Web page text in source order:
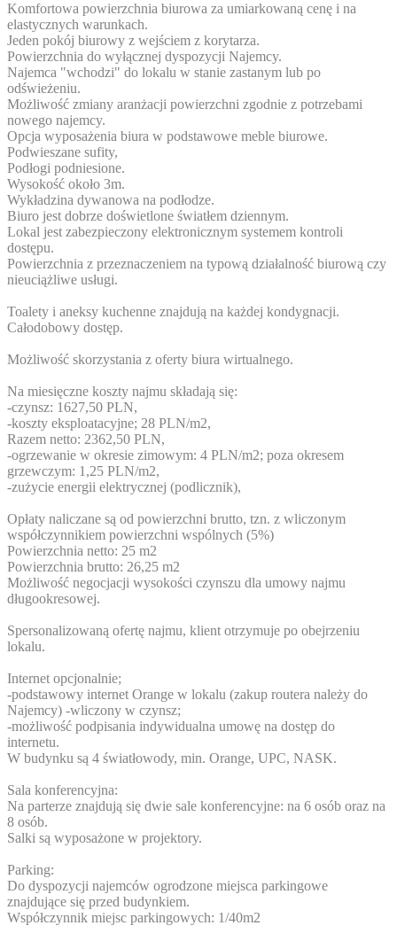
Komfortowa powierzchnia biurowa za umiarkowaną cenę i na
elastycznych warunkach.
Jeden pokój biurowy z wejściem z korytarza.
Powierzchnia do wyłącznej dyspozycji Najemcy.
Najemca "wchodzi" do lokalu w stanie zastanym lub po
odświeżeniu.
Możliwość zmiany aranżacji powierzchni zgodnie z potrzebami
nowego najemcy.
Opcja wyposażenia biura w podstawowe meble biurowe.
Podwieszane sufity,
Podłogi podniesione.
Wysokość około 3m.
Wykładzina dywanowa na podłodze.
Biuro jest dobrze doświetlone światłem dziennym.
Lokal jest zabezpieczony elektronicznym systemem kontroli
dostępu.
Powierzchnia z przeznaczeniem na typową działalność biurową czy
nieuciążliwe usługi.
Toalety i aneksy kuchenne znajdują na każdej kondygnacji.
Całodobowy dostęp.
Możliwość skorzystania z oferty biura wirtualnego.
Na miesięczne koszty najmu składają się:
-czynsz: 1627,50 PLN,
-koszty eksploatacyjne; 28 PLN/m2,
Razem netto: 2362,50 PLN,
-ogrzewanie w okresie zimowym: 4 PLN/m2; poza okresem
grzewczym: 1,25 PLN/m2,
-zużycie energii elektrycznej (podlicznik),
Opłaty naliczane są od powierzchni brutto, tzn. z wliczonym
współczynnikiem powierzchni wspólnych (5%)
Powierzchnia netto: 25 m2
Powierzchnia brutto: 26,25 m2
Możliwość negocjacji wysokości czynszu dla umowy najmu
długookresowej.
Spersonalizowaną ofertę najmu, klient otrzymuje po obejrzeniu
lokalu.
Internet opcjonalnie;
-podstawowy internet Orange w lokalu (zakup routera należy do
Najemcy) -wliczony w czynsz;
-możliwość podpisania indywidualna umowę na dostęp do
internetu.
W budynku są 4 światłowody, min. Orange, UPC, NASK.
Sala konferencyjna:
Na parterze znajdują się dwie sale konferencyjne: na 6 osób oraz na
8 osób.
Salki są wyposażone w projektory.
Parking:
Do dyspozycji najemców ogrodzone miejsca parkingowe
znajdujące się przed budynkiem.
Współczynnik miejsc parkingowych: 1/40m2